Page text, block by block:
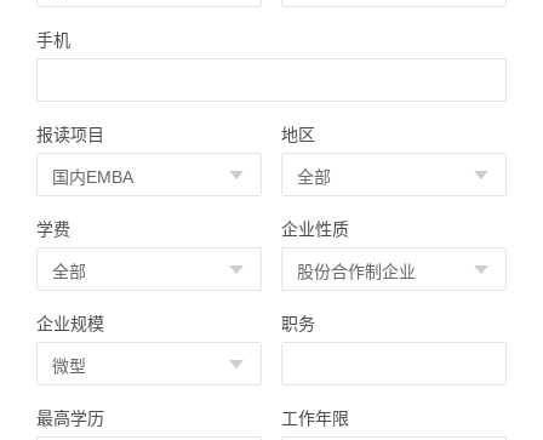
手机
报读项目 地区
学费 企业性质
企业规模 职务
最高学历 工作年限